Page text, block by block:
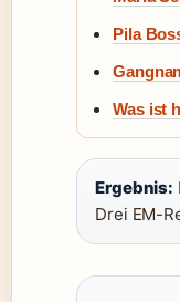
Pila
Was ist
Ergebnis:
Drei EM-